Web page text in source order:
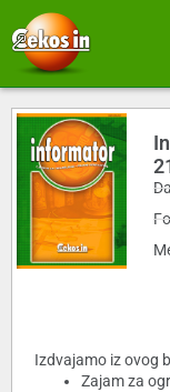
Izdvajamo iz ovog
Zajam za